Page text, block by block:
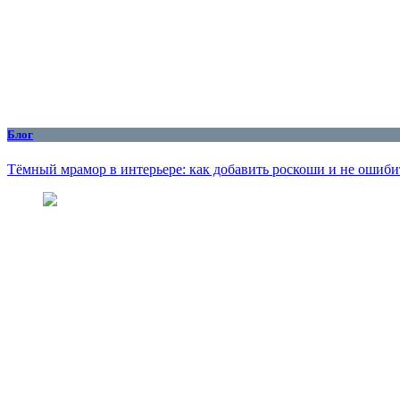
Блог
Тёмный мрамор в интерьере: как добавить роскоши и не